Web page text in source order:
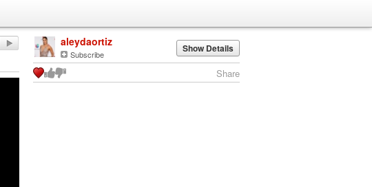
aleydaortiz
Subscribe Show Details
Share